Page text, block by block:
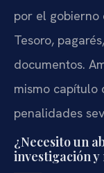
por el gobierno
Tesoro,
documentos.
mismo
penalidades
¿Necesito un
investigación y